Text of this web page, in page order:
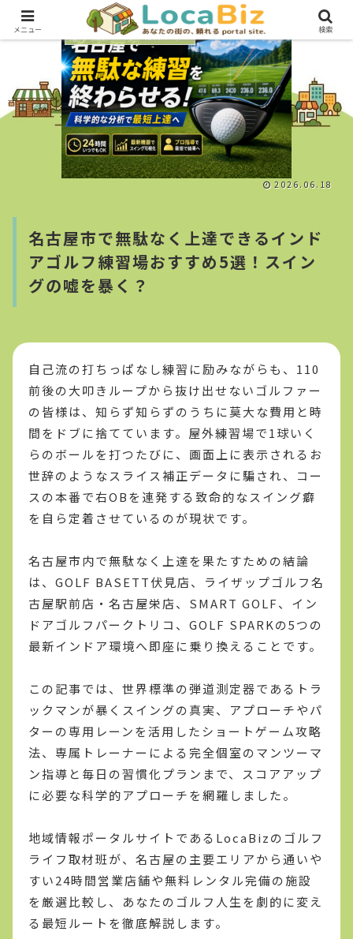
名古屋市で無駄なく上達できるインド
アゴルフ練習場おすすめ5選！スイン
グの嘘を暴く？
教育・スクール・カルチャー
2026.06.18
自己流の打ちっぱなし練習に励みながらも、110
前後の大叩きループから抜け出せないゴルファー
の皆様は、知らず知らずのうちに莫大な費用と時
間をドブに捨てています。屋外練習場で1球いく
らのボールを打つたびに、画面上に表示されるお
世辞のようなスライス補正データに騙され、コー
スの本番で右OBを連発する致命的なスイング癖
を自ら定着させているのが現状です。
名古屋市内で無駄なく上達を果たすための結論
は、GOLF BASETT伏見店、ライザップゴルフ名
古屋駅前店・名古屋栄店、SMART GOLF、イン
ドアゴルフパークトリコ、GOLF SPARKの5つの
最新インドア環境へ即座に乗り換えることです。
この記事では、世界標準の弾道測定器であるトラ
ックマンが暴くスイングの真実、アプローチやパ
ターの専用レーンを活用したショートゲーム攻略
法、専属トレーナーによる完全個室のマンツーマ
ン指導と毎日の習慣化プランまで、スコアアップ
に必要な科学的アプローチを網羅しました。
地域情報ポータルサイトであるLocaBizのゴルフ
ライフ取材班が、名古屋の主要エリアから通いや
すい24時間営業店舗や無料レンタル完備の施設
を厳選比較し、あなたのゴルフ人生を劇的に変え
る最短ルートを徹底解説します。
メニュー 検索